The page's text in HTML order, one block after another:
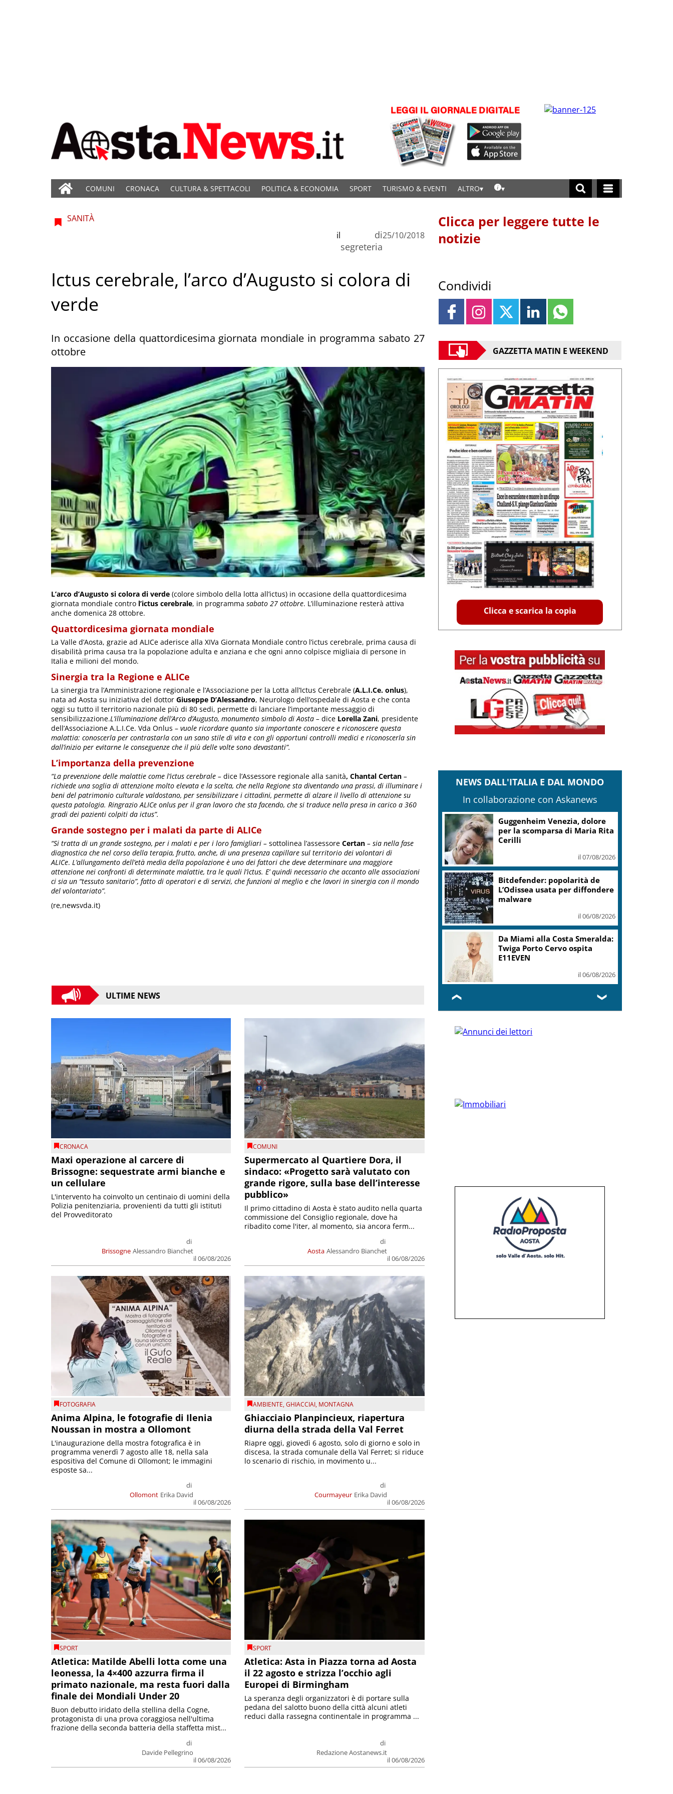
COMUNI CRONACA CULTURA & SPETTACOLI POLITICA & ECONOMIA SPORT TURISMO & EVENTI ALTRO
SANITÀ
di
segreteria
il 25/10/2018
Ictus cerebrale, l’arco d’Augusto si colora di
verde
In occasione della quattordicesima giornata mondiale in programma sabato 27
ottobre
L’arco d’Augusto si colora di verde (colore simbolo della lotta all’ictus) in occasione della quattordicesima
giornata mondiale contro l’ictus cerebrale, in programma sabato 27 ottobre. L’illuminazione resterà attiva
anche domenica 28 ottobre.
Quattordicesima giornata mondiale
La Valle d’Aosta, grazie ad ALICe aderisce alla XIVa Giornata Mondiale contro l’ictus cerebrale, prima causa di
disabilità prima causa tra la popolazione adulta e anziana e che ogni anno colpisce migliaia di persone in
Italia e milioni del mondo.
Sinergia tra la Regione e ALICe
La sinergia tra l’Amministrazione regionale e l’Associazione per la Lotta all’Ictus Cerebrale (A.L.I.Ce. onlus),
nata ad Aosta su iniziativa del dottor Giuseppe D’Alessandro, Neurologo dell’ospedale di Aosta e che conta
oggi su tutto il territorio nazionale più di 80 sedi, permette di lanciare l’importante messaggio di
sensibilizzazione.L’illuminazione dell’Arco d’Augusto, monumento simbolo di Aosta – dice Lorella Zani, presidente
dell’Associazione A.L.I.Ce. Vda Onlus – vuole ricordare quanto sia importante conoscere e riconoscere questa
malattia: conoscerla per contrastarla con un sano stile di vita e con gli opportuni controlli medici e riconoscerla sin
dall’inizio per evitarne le conseguenze che il più delle volte sono devastanti”.
L’importanza della prevenzione
“La prevenzione delle malattie come l’ictus cerebrale – dice l’Assessore regionale alla sanità, Chantal Certan –
richiede una soglia di attenzione molto elevata e la scelta, che nella Regione sta diventando una prassi, di illuminare i
beni del patrimonio culturale valdostano, per sensibilizzare i cittadini, permette di alzare il livello di attenzione su
questa patologia. Ringrazio ALICe onlus per il gran lavoro che sta facendo, che si traduce nella presa in carico a 360
gradi dei pazienti colpiti da ictus”.
Grande sostegno per i malati da parte di ALICe
“Si tratta di un grande sostegno, per i malati e per i loro famigliari – sottolinea l’assessore Certan – sia nella fase
diagnostica che nel corso della terapia, frutto, anche, di una presenza capillare sul territorio dei volontari di
ALICe. L’allungamento dell’età media della popolazione è uno dei fattori che deve determinare una maggiore
attenzione nei confronti di determinate malattie, tra le quali l’ictus. E’ quindi necessario che accanto alle associazioni
ci sia un “tessuto sanitario”, fatto di operatori e di servizi, che funzioni al meglio e che lavori in sinergia con il mondo
del volontariato”.
(re,newsvda.it)
ULTIME NEWS
CRONACA
Maxi operazione al carcere di
Brissogne: sequestrate armi bianche e
un cellulare
Brissogne
di
Alessandro Bianchet
il 06/08/2026
L'intervento ha coinvolto un centinaio di uomini della
Polizia penitenziaria, provenienti da tutti gli istituti
del Provveditorato
COMUNI
Supermercato al Quartiere Dora, il
sindaco: «Progetto sarà valutato con
grande rigore, sulla base dell’interesse
pubblico»
Aosta
di
Alessandro Bianchet
il 06/08/2026
Il primo cittadino di Aosta è stato audito nella quarta
commissione del Consiglio regionale, dove ha
ribadito come l'iter, al momento, sia ancora ferm...
FOTOGRAFIA
Anima Alpina, le fotografie di Ilenia
Noussan in mostra a Ollomont
Ollomont
di
Erika David
il 06/08/2026
L'inaugurazione della mostra fotografica è in
programma venerdì 7 agosto alle 18, nella sala
espositiva del Comune di Ollomont; le immagini
esposte sa...
AMBIENTE,GHIACCIAI, MONTAGNA
Ghiacciaio Planpincieux, riapertura
diurna della strada della Val Ferret
Courmayeur
di
Erika David
il 06/08/2026
Riapre oggi, giovedì 6 agosto, solo di giorno e solo in
discesa, la strada comunale della Val Ferret; si riduce
lo scenario di rischio, in movimento u...
SPORT
Atletica: Matilde Abelli lotta come una
leonessa, la 4×400 azzurra firma il
primato nazionale, ma resta fuori dalla
finale dei Mondiali Under 20
di
Davide Pellegrino
il 06/08/2026
Buon debutto iridato della stellina della Cogne,
protagonista di una prova coraggiosa nell'ultima
frazione della seconda batteria della staffetta mist...
SPORT
Atletica: Asta in Piazza torna ad Aosta
il 22 agosto e strizza l’occhio agli
Europei di Birmingham
di
Redazione Aostanews.it
il 06/08/2026
La speranza degli organizzatori è di portare sulla
pedana del salotto buono della città alcuni atleti
reduci dalla rassegna continentale in programma ...
Clicca per leggere tutte le
notizie
Condividi
GAZZETTA MATIN E WEEKEND
Clicca e scarica la copia
NEWS DALL'ITALIA E DAL MONDO
In collaborazione con Askanews
Guggenheim Venezia, dolore
per la scomparsa di Maria Rita
Cerilli
il 07/08/2026
Bitdefender: popolarità de
L’Odissea usata per diffondere
malware
il 06/08/2026
Da Miami alla Costa Smeralda:
Twiga Porto Cervo ospita
E11EVEN
il 06/08/2026
❮ ❯